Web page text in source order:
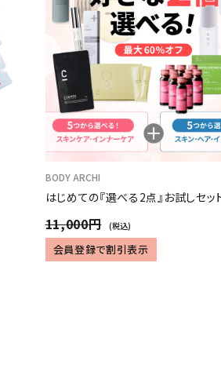
BODY ARCHI
はじめての『選べる2点』お試しセッ
11,000円 (税込)
会員登録で割引表示